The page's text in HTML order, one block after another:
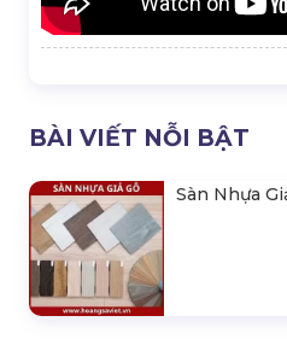
BÀI VIẾT NỖI BẬT
Sàn Nhựa